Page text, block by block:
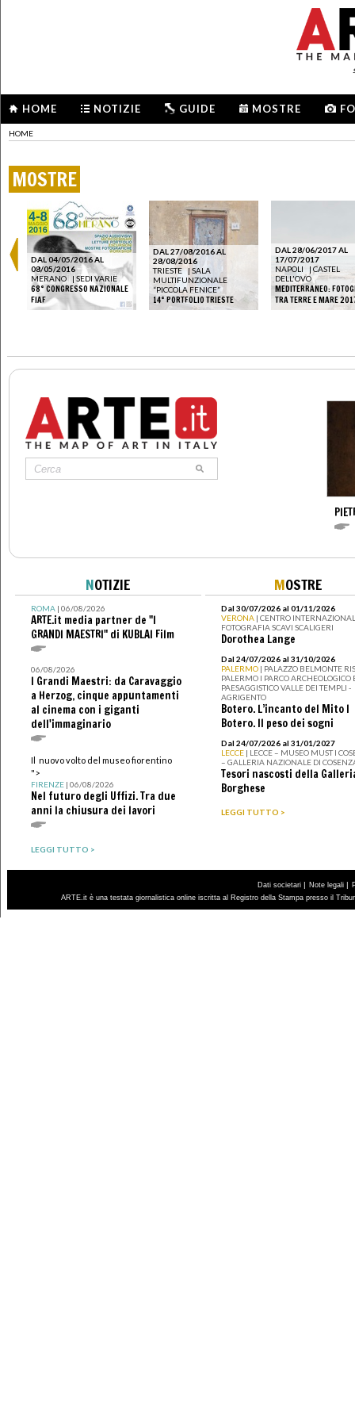
HOME NOTIZIE GUIDE MOSTRE
HOME
MOSTRE
DAL 04/05/2016 AL
08/05/2016
MERANO
| SEDI VARIE
68° CONGRESSO NAZIONALE
FIAF
DAL 27/08/2016 AL
28/08/2016
TRIESTE | SALA
MULTIFUNZIONALE
“PICCOLA FENICE”
14° PORTFOLIO TRIESTE
DAL 28/06/2017 AL
17/07/2017
NAPOLI
| CASTEL
DELL'OVO
MEDITERRANEO:
TRA TERRE E MARE
NOTIZIE
ROMA| 06/08/2026
ARTE.it media partner de "I
GRANDI MAESTRI" di KUBLAI Film
06/08/2026
I Grandi Maestri: da Caravaggio
a Herzog, cinque appuntamenti
al cinema con i giganti
dell'immaginario
Il nuovo volto del museo fiorentino
">
FIRENZE| 06/08/2026
Nel futuro degli Uffizi. Tra due
anni la chiusura dei lavori
LEGGI TUTTO >
MOSTRE
Dal 30/07/2026 al 01/11/2026
VERONA | CENTRO
FOTOGRAFIA SCAVI SCALIGERI
Dorothea Lange
Dal 24/07/2026 al 31/10/2026
PALERMO | PALAZZO BELMONTE
PALERMO I PARCO ARCHEOLOGICO
PAESAGGISTICO VALLE DEI TEMPLI -
AGRIGENTO
Botero. L’incanto del Mito I
Botero. Il peso dei sogni
Dal 24/07/2026 al 31/01/2027
LECCE | LECCE – MUSEO MUST I
– GALLERIA NAZIONALE DI
Tesori nascosti della
Borghese
LEGGI TUTTO >
Dati societari | Note legali |
ARTE.it è una testata giornalistica online iscritta al Registro della Stampa presso il